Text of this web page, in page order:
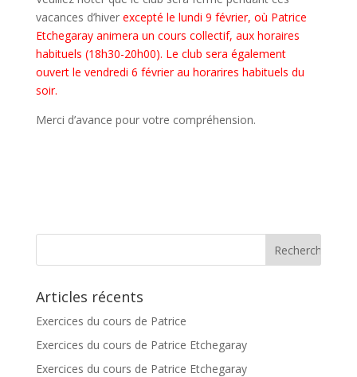
vacances d’hiver excepté le lundi 9 février, où Patrice
Etchegaray animera un cours collectif, aux horaires
habituels (18h30-20h00). Le club sera également
ouvert le vendredi 6 février au horarires habituels du
soir.
Merci d’avance pour votre compréhension.
Articles récents
Exercices du cours de Patrice
Exercices du cours de Patrice Etchegaray
Exercices du cours de Patrice Etchegaray